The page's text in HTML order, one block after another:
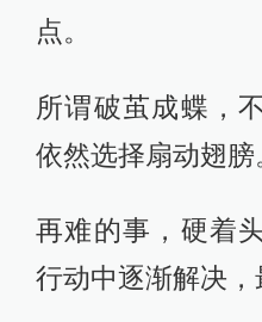
点。
所谓破茧成蝶，
依然选择扇动翅膀
再难的事，硬着
行动中逐渐解决，